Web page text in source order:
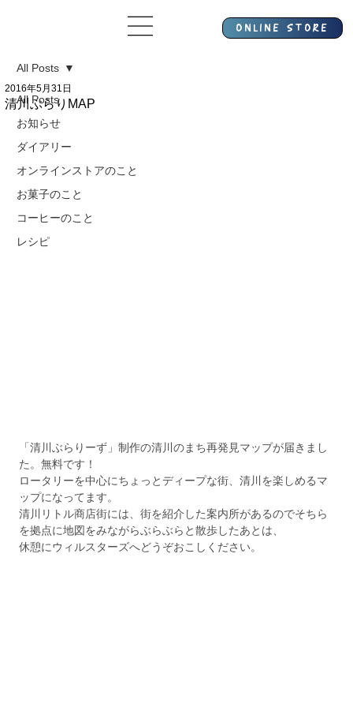
All Posts
お知らせ
ダイアリー
オンラインストアのこと
お菓子のこと
コーヒーのこと
レシピ
All Posts
清川ぶらりMAP
2016年5月31日
「清川ぶらりーず」制作の清川のまち再発見マップが届きまし
た。無料です！
ロータリーを中心にちょっとディープな街、清川を楽しめるマ
ップになってます。
清川リトル商店街には、街を紹介した案内所があるのでそちら
を拠点に地図をみながらぶらぶらと散歩したあとは、
休憩にウィルスターズへどうぞおこしください。